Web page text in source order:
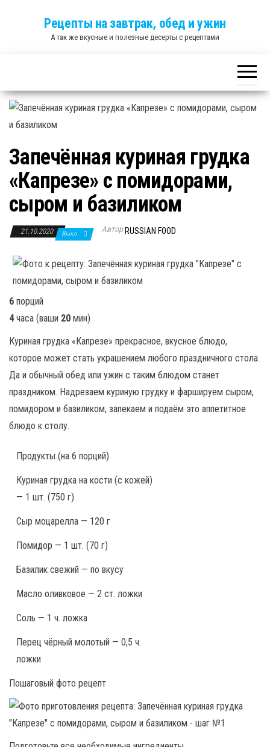
Рецепты на завтрак, обед и ужин
А так же вкусные и полезные десерты с рецептами
Запечённая куриная грудка
«Капрезе» с помидорами,
сыром и базиликом
21.10.2020 Выкл. Автор RUSSIAN FOOD
6 порций
4часа (ваши 20 мин)
Куриная грудка «Капрезе» прекрасное, вкусное блюдо,
которое может стать украшением любого праздничного стола.
Да и обычный обед или ужин с таким блюдом станет
праздником. Надрезаем куриную грудку и фаршируем сыром,
помидором и базиликом, запекаем и подаём это аппетитное
блюдо к столу.
Продукты (на 6 порций)
Куриная грудка на кости (с кожей)
— 1 шт. (750 г)
Сыр моцарелла — 120 г
Помидор — 1 шт. (70 г)
Базилик свежий — по вкусу
Масло оливковое — 2 ст. ложки
Соль — 1 ч. ложка
Перец чёрный молотый — 0,5 ч.
ложки
Пошаговый фото рецепт